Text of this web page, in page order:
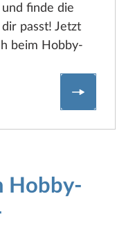
finde die
passt! Jetzt
beim Hobby-
Zum
Hobby-